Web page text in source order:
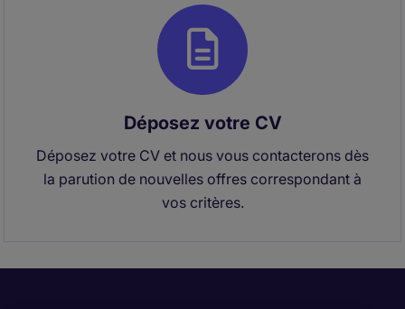
Déposez votre CV
Déposez votre CV et nous vous contacterons dès
la parution de nouvelles offres correspondant à
vos critères.